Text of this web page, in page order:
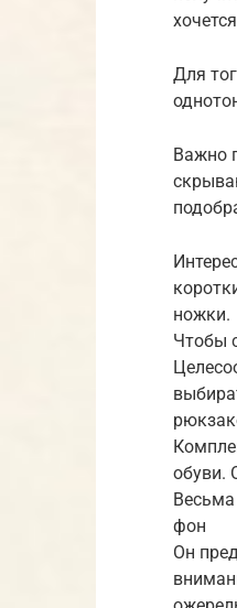
Для
Важно
ножки.
Чтобы
обуви.
фон
Он